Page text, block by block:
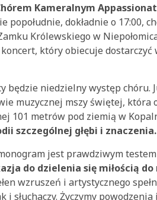
Kameralnym
popołudnie, dokładnie o 17:00,
Królewskiego w
który obiecuje
będzie niedzielny występ chóru.
muzycznej mszy świętej,
101 metrów pod ziemią w
szczególnej głębi i znaczenia.
jest prawdziwym
do dzielenia się miłością
wzruszeń i artystycznego
i słuchaczy. Życzymy